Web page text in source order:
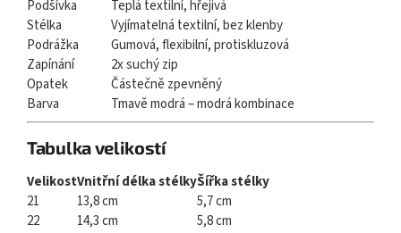
Podšívka
Teplá textilní, hřejivá
Stélka
Vyjímatelná textilní, bez klenby
Podrážka
Gumová, flexibilní, protiskluzová
Zapínání
2x suchý zip
Opatek
Částečně zpevněný
Barva
Tmavě modrá – modrá kombinace
Tabulka velikostí
VelikostVnitřní délka stélkyŠířka stélky
21
13,8 cm
5,7 cm
22
14,3 cm
5,8 cm